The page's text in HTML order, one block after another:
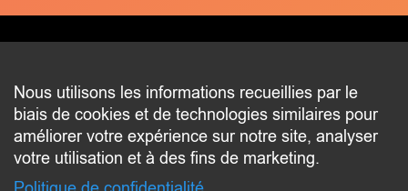
CONTACT
2 beim Schlass
L-8058 Bertrange
communication@bertrange.lu
Nous utilisons les informations recueillies par le
biais de cookies et de technologies similaires pour
améliorer votre expérience sur notre site, analyser
votre utilisation et à des fins de marketing.